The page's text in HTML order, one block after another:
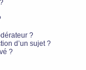
?
d’un sujet ?
?